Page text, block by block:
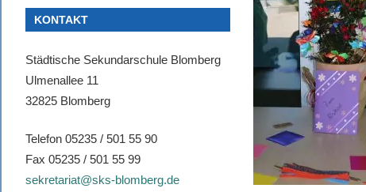
KONTAKT
Städtische Sekundarschule Blomberg
Ulmenallee 11
32825 Blomberg
Telefon 05235 / 501 55 90
Fax 05235 / 501 55 99
sekretariat@sks-blomberg.de